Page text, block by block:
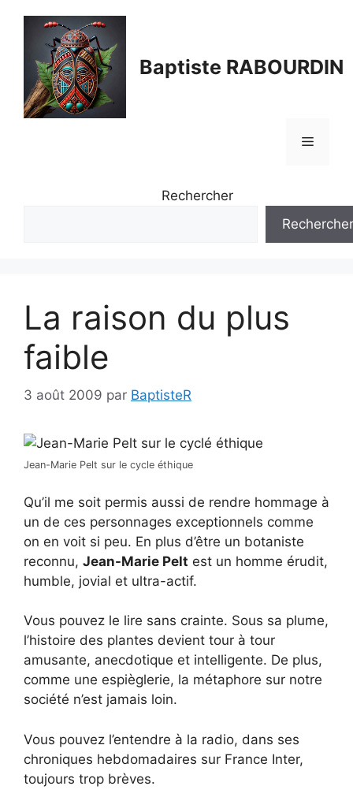
contenu
Baptiste RABOURDIN
Menu
Rechercher
Rechercher
La raison du plus
faible
3 août 2009 par BaptisteR
Jean-Marie Pelt sur le cycle éthique
Qu’il me soit permis aussi de rendre hommage à
un de ces personnages exceptionnels comme
on en voit si peu. En plus d’être un botaniste
reconnu, Jean-Marie Pelt est un homme érudit,
humble, jovial et ultra-actif.
Vous pouvez le lire sans crainte. Sous sa plume,
l’histoire des plantes devient tour à tour
amusante, anecdotique et intelligente. De plus,
comme une espièglerie, la métaphore sur notre
société n’est jamais loin.
Vous pouvez l’entendre à la radio, dans ses
chroniques hebdomadaires sur France Inter,
toujours trop brèves.